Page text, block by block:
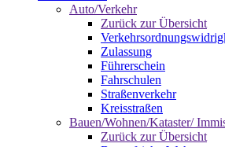
Auto/Verkehr
Zurück zur Übersicht
Zulassung
Führerschein
Fahrschulen
Straßenverkehr
Kreisstraßen
Bauen/Wohnen/Kataster/
Zurück zur Übersicht